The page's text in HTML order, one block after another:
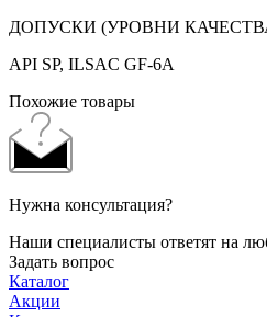
ДОПУСКИ (УРОВНИ
API SP, ILSAC GF-6A
Похожие товары
Нужна консультация?
Наши специалисты ответят на
Задать вопрос
Каталог
Акции